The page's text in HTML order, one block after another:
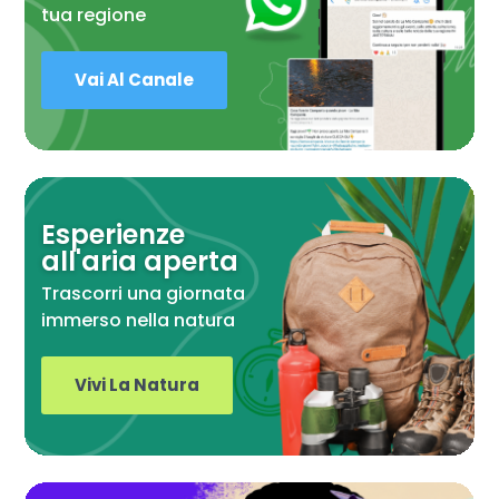
tua regione
Vai Al Canale
Esperienze
all'aria aperta
Trascorri una giornata
immerso nella natura
Vivi La Natura